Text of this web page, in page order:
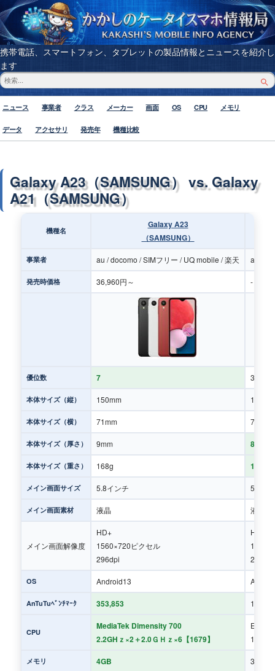
携帯電話、スマートフォン、タブレットの製品情報とニュースを紹介し
ます
ニュース 事業者 クラス メーカー 画面 OS CPU メモリ
データ アクセサリ 発売年 機種比較
Galaxy A23（SAMSUNG） vs. Galaxy
A21（SAMSUNG）
機種名
Galaxy A23
（SAMSUNG）
事業者 au / docomo / SIMフリー / UQ mobile / 楽天 au /
発売時価格 36,960円～ -
優位数 7 3
本体サイズ（縦） 150mm 150mm
本体サイズ（横） 71mm 71mm
本体サイズ（厚さ） 9mm 8.4mm
本体サイズ（重さ） 168g 159g
メイン画面サイズ 5.8インチ 5.8イ
メイン画面素材 液晶 液晶
メイン画面解像度
HD+
1560×720ピクセル
296dpi
HD+
296dpi
OS Android13
AnTuTuﾍﾞﾝﾁﾏｰｸ 353,853
CPU
MediaTek Dimensity 700
2.2GHｚ×2＋2.0ＧＨｚ×6【1679】
メモリ 4GB 3GB